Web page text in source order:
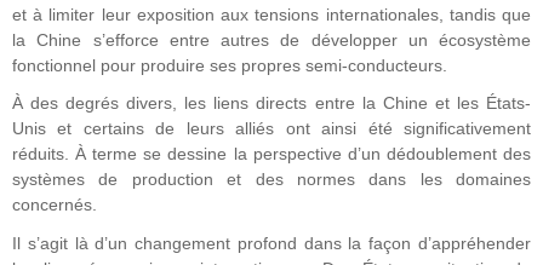
et à limiter leur exposition aux tensions internationales, tandis que
la Chine s’efforce entre autres de développer un écosystème
fonctionnel pour produire ses propres semi-conducteurs.
À des degrés divers, les liens directs entre la Chine et les États-
Unis et certains de leurs alliés ont ainsi été significativement
réduits. À terme se dessine la perspective d’un dédoublement des
systèmes de production et des normes dans les domaines
concernés.
Il s’agit là d’un changement profond dans la façon d’appréhender